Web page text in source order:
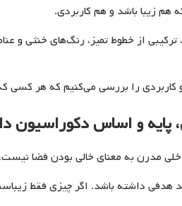
هم زیبا باشد و هم کاربردی.
از خطوط تمیز، رنگ‌های خنثی و
کاربردی را بررسی می‌کنیم که هر کسی
پایه و اساس دکوراسیون
مدرن به معنای خالی بودن فضا
داشته باشد. اگر چیزی فقط